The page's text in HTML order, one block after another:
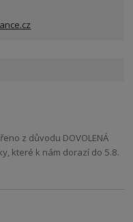
z důvodu DOVOLENÁ
které k nám dorazí do 5.8.